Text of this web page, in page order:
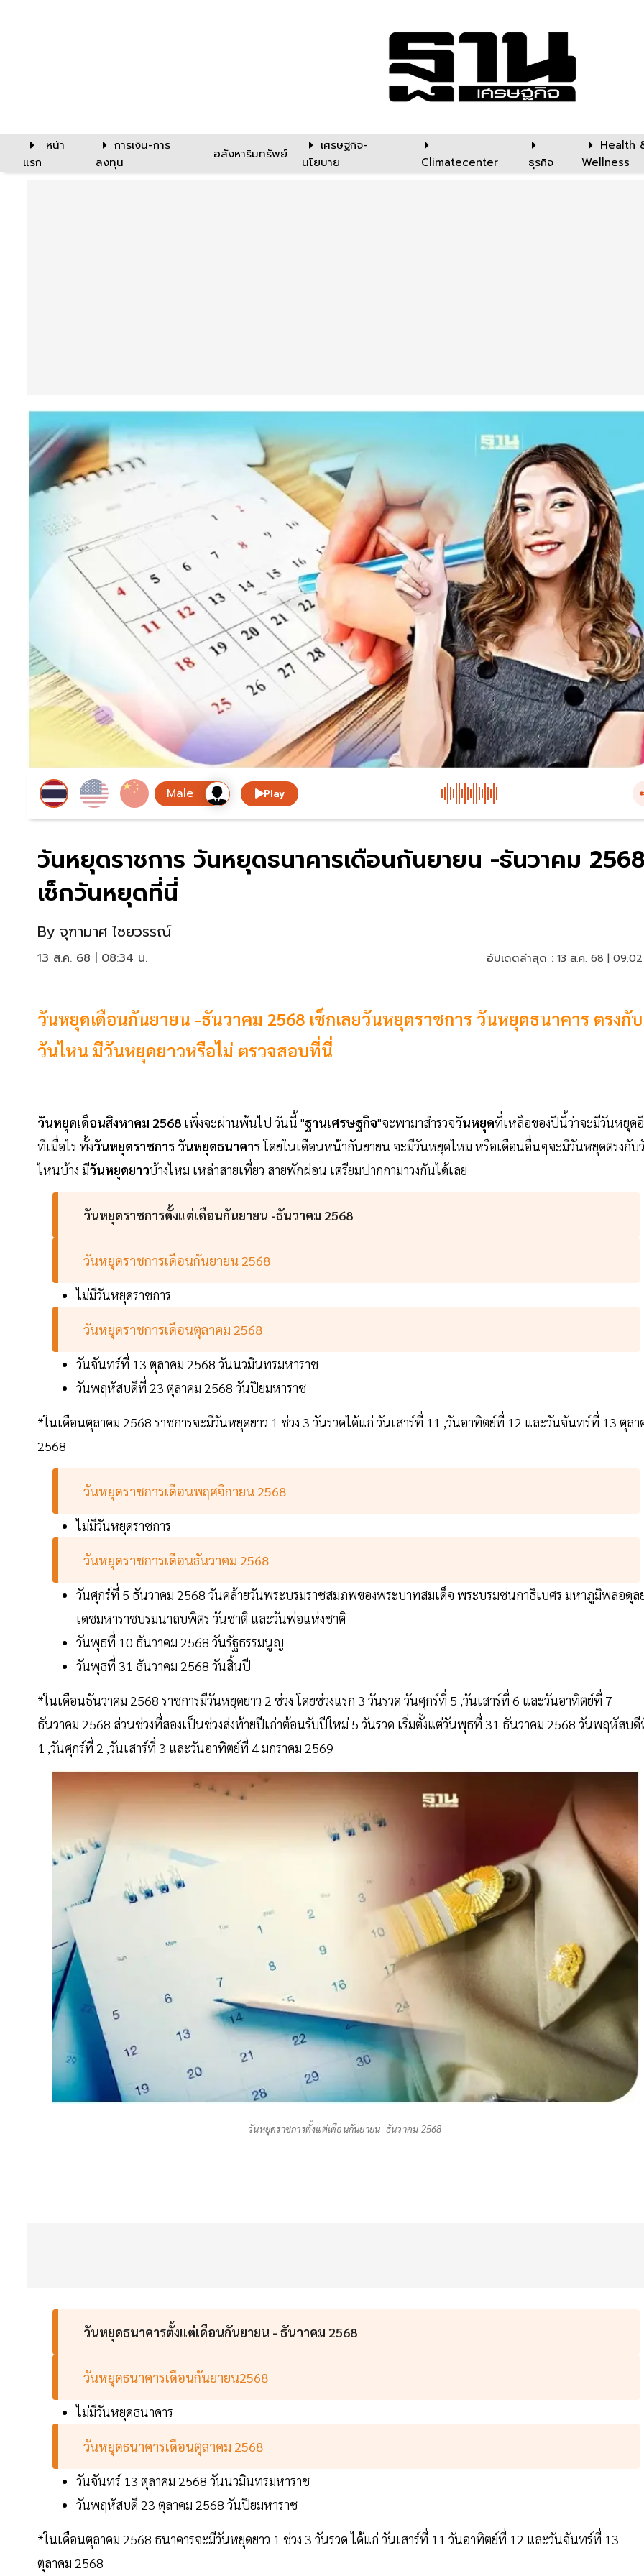
หน้า
แรก
การเงิน-การ
ลงทุน
อสังหาริมทรัพย์
เศรษฐกิจ-
นโยบาย
Climatecenter ธุรกิจ
Health
Wellness
Play
วันหยุดราชการ วันหยุดธนาคารเดือนกันยายน -ธันวาคม
เช็กวันหยุดที่นี่
By จุฑามาศ ไชยวรรณ์
13 ส.ค. 68 | 08:34 น. อัปเดตล่าสุด : 13 ส.ค. 68 |
วันหยุดเดือนกันยายน -ธันวาคม 2568 เช็กเลยวันหยุดราชการ วันหยุดธนาคาร ตรงกับ
วันไหน มีวันหยุดยาวหรือไม่ ตรวจสอบที่นี่
วันหยุดเดือนสิงหาคม 2568 เพิ่งจะผ่านพ้นไป วันนี้ "ฐานเศรษฐกิจ"จะพามาสำรวจวันหยุดที่เหลือของปีนี้ว่าจะมีวันหยุด
ทีเมื่อไร ทั้งวันหยุดราชการ วันหยุดธนาคารโดยในเดือนหน้ากันยายน จะมีวันหยุดไหม หรือเดือนอื่นๆจะมีวันหยุดตรงกับ
ไหนบ้าง มีวันหยุดยาวบ้างไหม เหล่าสายเที่ยว สายพักผ่อน เตรียมปากกามาวงกันได้เลย
วันหยุดราชการตั้งแต่เดือนกันยายน -ธันวาคม 2568
วันหยุดราชการเดือนกันยายน 2568
ไม่มีวันหยุดราชการ
วันหยุดราชการเดือนตุลาคม 2568
วันจันทร์ที่ 13 ตุลาคม 2568 วันนวมินทรมหาราช
วันพฤหัสบดีที่ 23 ตุลาคม 2568 วันปิยมหาราช
*ในเดือนตุลาคม 2568 ราชการจะมีวันหยุดยาว 1 ช่วง 3 วันรวดได้แก่ วันเสาร์ที่ 11 ,วันอาทิตย์ที่ 12 และวันจันทร์ที่ 13 ตุลา
2568
วันหยุดราชการเดือนพฤศจิกายน 2568
ไม่มีวันหยุดราชการ
วันหยุดราชการเดือนธันวาคม 2568
วันศุกร์ที่ 5 ธันวาคม 2568 วันคล้ายวันพระบรมราชสมภพของพระบาทสมเด็จ พระบรมชนกาธิเบศร มหาภูมิพลอดุล
เดชมหาราชบรมนาถบพิตร วันชาติ และวันพ่อแห่งชาติ
วันพุธที่ 10 ธันวาคม 2568 วันรัฐธรรมนูญ
วันพุธที่ 31 ธันวาคม 2568 วันสิ้นปี
*ในเดือนธันวาคม 2568 ราชการมีวันหยุดยาว 2 ช่วง โดยช่วงแรก 3 วันรวด วันศุกร์ที่ 5 ,วันเสาร์ที่ 6 และวันอาทิตย์ที่ 7
ธันวาคม 2568 ส่วนช่วงที่สองเป็นช่วงส่งท้ายปีเก่าต้อนรับปีใหม่ 5 วันรวด เริ่มตั้งแต่วันพุธที่ 31 ธันวาคม 2568 วันพฤหัสบ
1 ,วันศุกร์ที่ 2 ,วันเสาร์ที่ 3 และวันอาทิตย์ที่ 4 มกราคม 2569
วันหยุดราชการตั้งแต่เดือนกันยายน -ธันวาคม 2568
วันหยุดธนาคารตั้งแต่เดือนกันยายน - ธันวาคม 2568
วันหยุดธนาคารเดือนกันยายน2568
ไม่มีวันหยุดธนาคาร
วันหยุดธนาคารเดือนตุลาคม 2568
วันจันทร์ 13 ตุลาคม 2568 วันนวมินทรมหาราช
วันพฤหัสบดี 23 ตุลาคม 2568 วันปิยมหาราช
*ในเดือนตุลาคม 2568 ธนาคารจะมีวันหยุดยาว 1 ช่วง 3 วันรวด ได้แก่ วันเสาร์ที่ 11 วันอาทิตย์ที่ 12 และวันจันทร์ที่ 13
ตุลาคม 2568